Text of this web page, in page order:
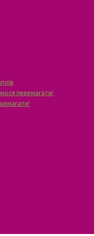
перемагати!